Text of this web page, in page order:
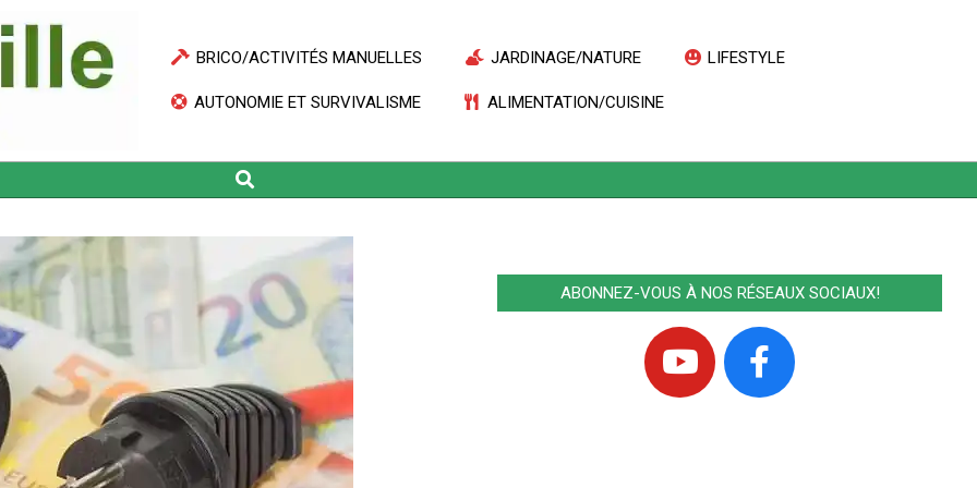
BRICO/ACTIVITÉS MANUELLES JARDINAGE/NATURE LIFESTYLE
AUTONOMIE ET SURVIVALISME ALIMENTATION/CUISINE
Search
ABONNEZ-VOUS À NOS RÉSEAUX SOCIAUX!